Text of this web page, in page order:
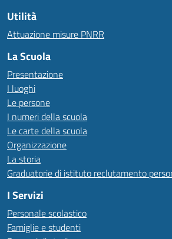
Utilità
Attuazione misure PNRR
La Scuola
Presentazione
I luoghi
Le persone
I numeri della scuola
Le carte della scuola
Organizzazione
La storia
Graduatorie di istituto reclutamento
I Servizi
Personale scolastico
Famiglie e studenti